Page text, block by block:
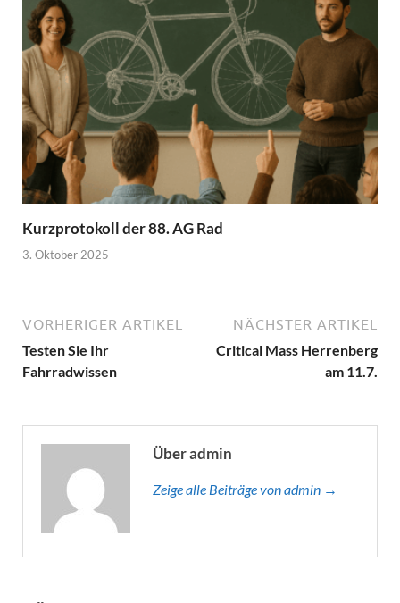
Kurzprotokoll der 88. AG Rad
3. Oktober 2025
VORHERIGER ARTIKEL
Testen Sie Ihr
Fahrradwissen
NÄCHSTER ARTIKEL
Critical Mass Herrenberg
am 11.7.
Über admin
Zeige alle Beiträge von admin →